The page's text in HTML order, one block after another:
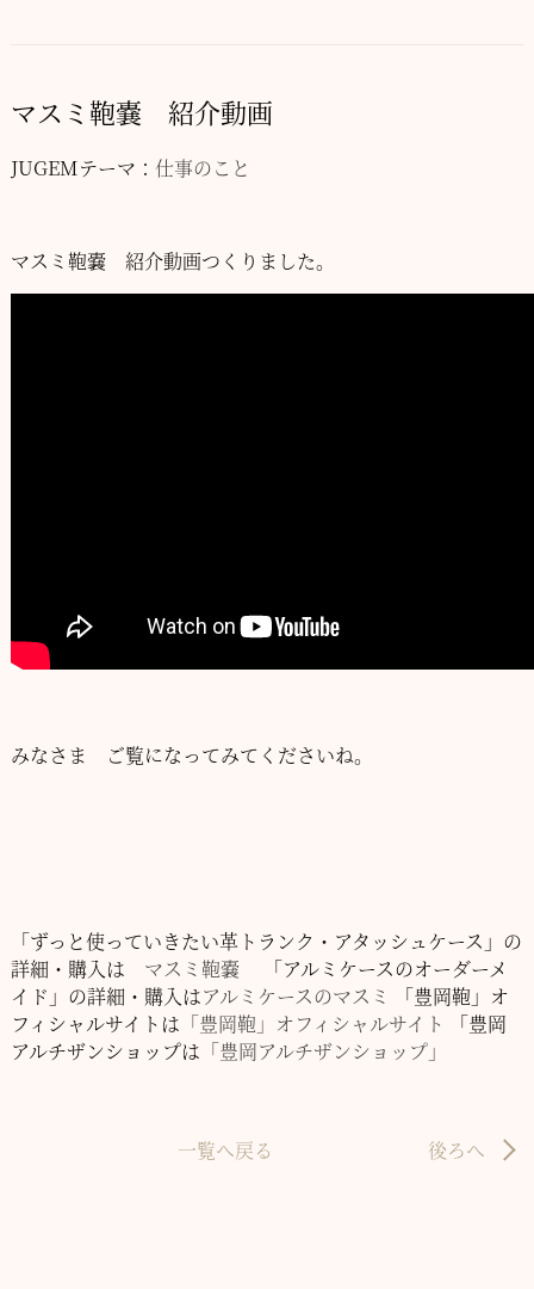
マスミ鞄嚢 紹介動画
JUGEMテーマ： 仕事のこと
マスミ鞄嚢 紹介動画つくりました。
みなさま ご覧になってみてくださいね。
「ずっと使っていきたい革トランク・アタッシュケース」の
詳細・購入は マスミ鞄嚢
「アルミケースのオーダーメ
イド」の詳細・購入はアルミケースのマスミ
「豊岡鞄」オ
フィシャルサイトは 「豊岡鞄」オフィシャルサイト
「豊岡
アルチザンショップは 「豊岡アルチザンショップ」
一覧へ戻る 後ろへ